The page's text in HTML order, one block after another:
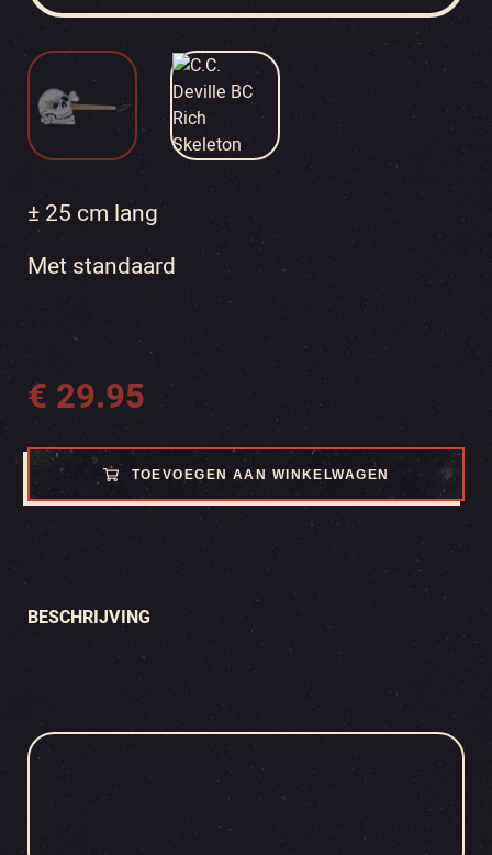
± 25 cm lang
Met standaard
€ 29.95
TOEVOEGEN AAN WINKELWAGEN
BESCHRIJVING